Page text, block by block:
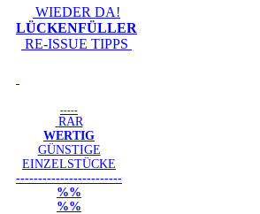
WIEDER DA!
LÜCKENFÜLLER
RE-ISSUE TIPPS
-----
RAR
WERTIG
GÜNSTIGE
EINZELSTÜCKE
------------------------
%%
%%